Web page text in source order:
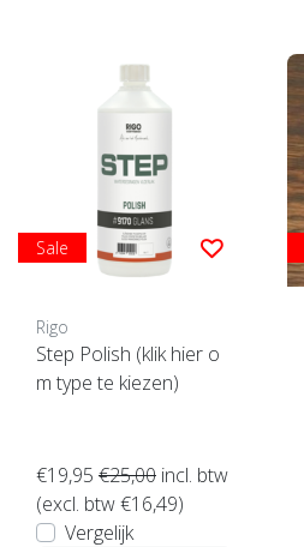
Sale
Rigo
Step Polish (klik hier o
m type te kiezen)
€19,95 €25,00 incl. btw
(excl. btw €16,49)
Vergelijk